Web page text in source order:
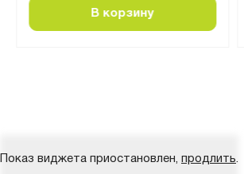
В корзину
Показ виджета приостановлен, продлить.